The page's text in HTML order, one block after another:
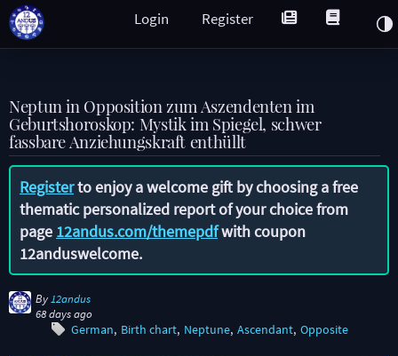
Register
Login
Neptun in Opposition zum Aszendenten im
Geburtshoroskop: Mystik im Spiegel, schwer
fassbare Anziehungskraft enthüllt
Registerto enjoy a welcome gift by choosing a free
thematic personalized report of your choice from
page 12andus.com/themepdfwith coupon
12anduswelcome.
By 12andus
68 days ago
German Birth chart Neptune Ascendant Opposite